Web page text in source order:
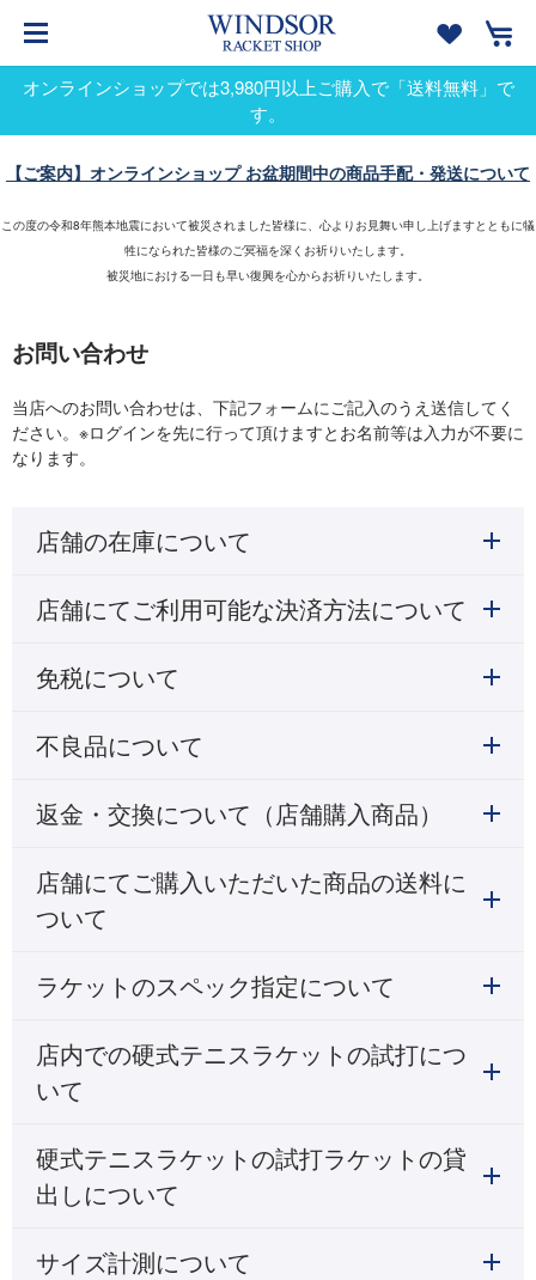
オンラインショップでは3,980円以上ご購入で「送料無料」で
す。
【ご案内】オンラインショップ お盆期間中の商品手配・発送について
この度の令和8年熊本地震において被災されました皆様に、心よりお見舞い申し上げますとともに犠
牲になられた皆様のご冥福を深くお祈りいたします。
被災地における一日も早い復興を心からお祈りいたします。
お問い合わせ
当店へのお問い合わせは、下記フォームにご記入のうえ送信してく
ださい。※ログインを先に行って頂けますとお名前等は入力が不要に
なります。
店舗の在庫について
店舗にてご利用可能な決済方法について
免税について
不良品について
返金・交換について（店舗購入商品）
店舗にてご購入いただいた商品の送料に
ついて
ラケットのスペック指定について
店内での硬式テニスラケットの試打につ
いて
硬式テニスラケットの試打ラケットの貸
出しについて
サイズ計測について